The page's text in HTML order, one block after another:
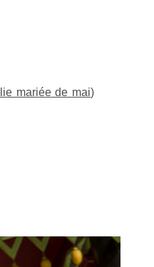
mariée de mai)